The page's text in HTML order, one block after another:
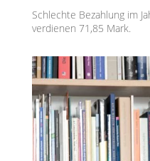
Schlechte Bezahlung im
verdienen 71,85 Mark.